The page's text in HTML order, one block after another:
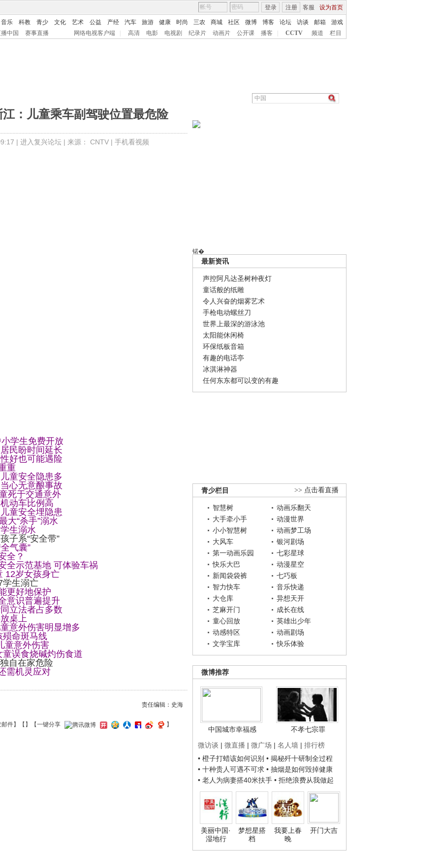
客服 设为首页
登录 注册
音乐 科教 青少 文化 艺术 公益 产经 汽车 旅游 健康 时尚 三农 商城 社区 微博 博客 论坛 访谈 邮箱
游戏
中国 赛事直播 网络电视客户端 高清 电影 电视剧 纪录片 动画片 公开课 播客 CCTV 频道 栏目
锘�
最新资讯
声控阿凡达圣树种夜灯
童话般的纸雕
令人兴奋的烟雾艺术
手枪电动螺丝刀
世界上最深的游泳池
太阳能休闲椅
环保纸板音箱
有趣的电话亭
冰淇淋神器
任何东东都可以变的有趣
>> 点击看直播
青少栏目
智慧树
动画乐翻天
大手牵小手
动漫世界
小小智慧树
动画梦工场
大风车
银河剧场
第一动画乐园
七彩星球
快乐大巴
动漫星空
新闻袋袋裤
七巧板
智力快车
音乐快递
大仓库
异想天开
芝麻开门
成长在线
童心回放
英雄出少年
动感特区
动画剧场
文学宝库
快乐体验
微博推荐
中国城市幸福感
不孝七宗罪
微访谈 | 微直播 | 微广场 | 名人墙 | 排行榜
• 橙子打蜡该如何识别 • 揭秘歼十研制全过程
• 十种贵人可遇不可求 • 抽烟是如何毁掉健康
• 老人为病妻搭40米扶手 • 拒绝浪费从我做起
美丽中国·
湿地行
梦想星搭
档
我要上春
晚
开门大吉
：儿童乘车副驾驶位置最危险
| 进入复兴论坛| 来源： CNTV| 手机看视频
学生免费开放
民盼时间延长
好也可能遇险
重
童安全隐患多
心无意酿事故
死于交通意外
动车比例高
童安全埋隐患
大“杀手”溺水
生溺水
子系“安全带”
气囊”
全？
全示范基地 可体验车祸
12岁女孩身亡
学生溺亡
更好地保护
意识普遍提升
立法者占多数
桌上
意外伤害明显增多
殒命斑马线
童意外伤害
误食烧碱灼伤食道
自在家危险
需机灵应对
责任编辑：史海
邮件】【 】 【一键分享 】